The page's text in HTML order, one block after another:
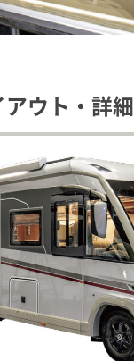
ウト・詳細